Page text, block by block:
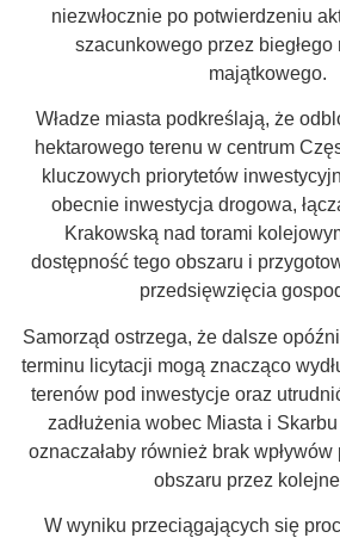
niezwłocznie po potwierdzeniu
szacunkowego przez
majątkowego.
Władze miasta podkreślają, że
hektarowego terenu w centrum
kluczowych priorytetów
obecnie inwestycja drogowa,
Krakowską nad torami
dostępność tego obszaru i
przedsięwzięcia
Samorząd ostrzega, że dalsze
terminu licytacji mogą znacząco
terenów pod inwestycje oraz
zadłużenia wobec Miasta i
oznaczałaby również brak
obszaru przez
W wyniku przeciągających się